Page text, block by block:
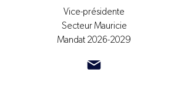
Vice-présidente
Secteur Mauricie
Mandat 2026-2029